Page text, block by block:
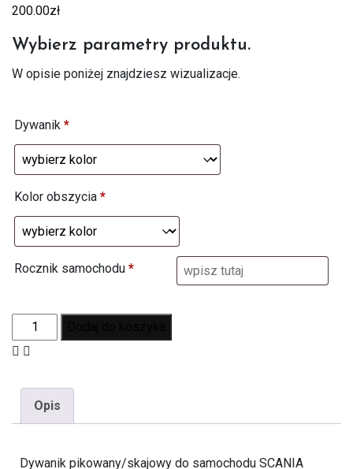
200.00zł
Wybierz parametry produktu.
W opisie poniżej znajdziesz wizualizacje.
Dywanik *
Kolor obszycia *
Rocznik samochodu *
Opis
Dywanik pikowany/skajowy do samochodu SCANIA